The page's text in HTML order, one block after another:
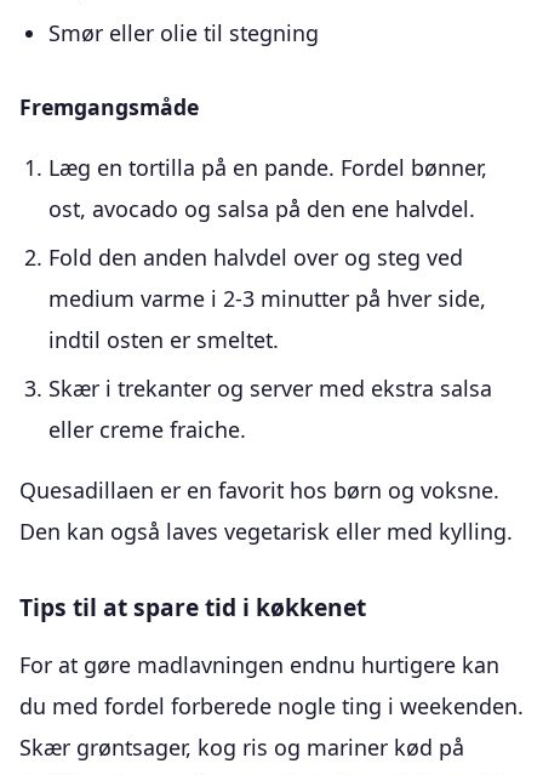
Smør eller olie til stegning
Fremgangsmåde
Læg en tortilla på en pande. Fordel bønner,
ost, avocado og salsa på den ene halvdel.
Fold den anden halvdel over og steg ved
medium varme i 2-3 minutter på hver side,
indtil osten er smeltet.
Skær i trekanter og server med ekstra salsa
eller creme fraiche.
Quesadillaen er en favorit hos børn og voksne.
Den kan også laves vegetarisk eller med kylling.
Tips til at spare tid i køkkenet
For at gøre madlavningen endnu hurtigere kan
du med fordel forberede nogle ting i weekenden.
Skær grøntsager, kog ris og mariner kød på